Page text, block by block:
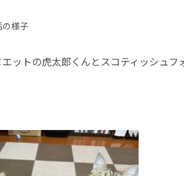
の様子
ットの虎太郎くんとスコティッシュフ